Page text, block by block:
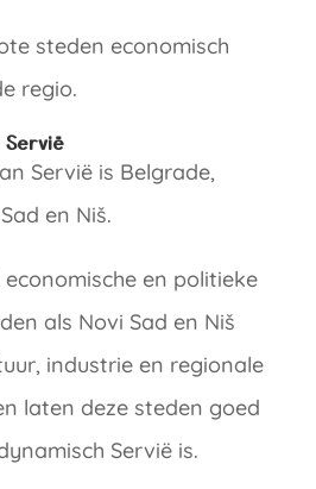
steden economisch
regio.
Servië is Belgrade,
en Niš.
en politieke
als Novi Sad en Niš
industrie en regionale
laten deze steden goed
Servië is.